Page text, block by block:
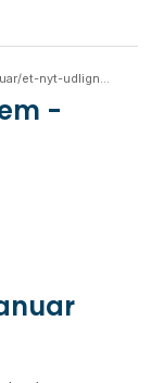
nr-1437-indenrigs-og-sundhedsministeriet-januar-2004
-